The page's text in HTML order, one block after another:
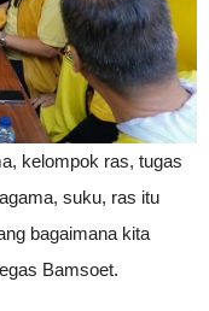
kelompok ras, tugas
suku, ras itu
bagaimana kita
Bamsoet.